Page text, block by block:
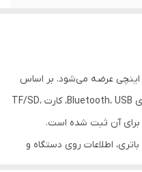
استفاده خانگی یا فضای باز
اسپیکر بلوتوثی KTS 2296 با دو ووفر 8 اینچی عرضه می‌شود. بر اساس
مشخصات ثبت‌شده محصول، ورودی‌های Bluetooth، USB، کارت TF/SD،
اطلاعات روی دستگاه و